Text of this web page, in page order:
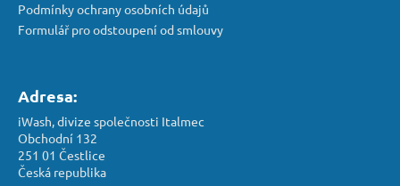
Podmínky ochrany osobních údajů
Formulář pro odstoupení od smlouvy
Adresa:
iWash, divize společnosti Italmec
Obchodní 132
251 01 Čestlice
Česká republika